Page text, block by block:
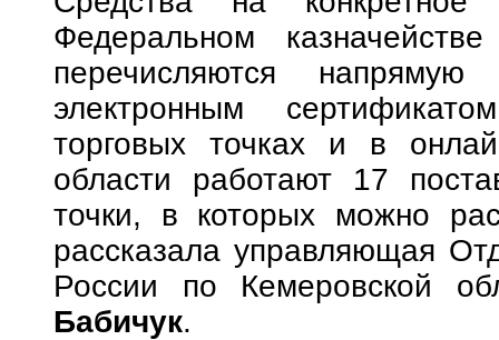
Федеральном
перечисляются напрямую
электронным
торговых точках и в
области работают 17
точки, в которых можно
рассказала управляющая
России по Кемеровской
Бабичук.